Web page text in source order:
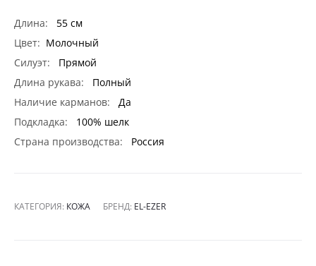
Длина: 55 см
Цвет: Молочный
Силуэт: Прямой
Длина рукава: Полный
Наличие карманов: Да
Подкладка: 100% шелк
Страна производства: Россия
КАТЕГОРИЯ: КОЖА БРЕНД: EL-EZER